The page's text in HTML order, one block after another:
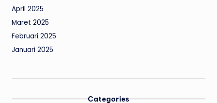
April 2025
Maret 2025
Februari 2025
Januari 2025
Categories